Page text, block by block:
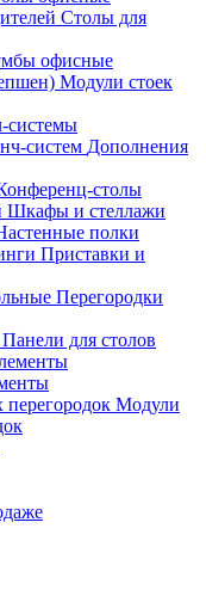
Столы для
офисные
Модули стоек
системы
Дополнения
столы
Шкафы и стеллажи
полки
Приставки и
Перегородки
Панели для столов
Модули